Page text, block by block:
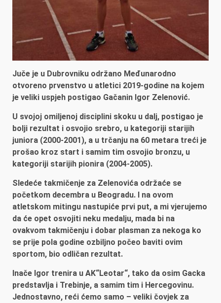
Juče je u Dubrovniku održano Međunarodno
otvoreno prvenstvo u atletici 2019-godine na kojem
je veliki uspjeh postigao Gačanin Igor Zelenović.
U svojoj omiljenoj disciplini skoku u dalj, postigao je
bolji rezultat i osvojio srebro, u kategoriji starijih
juniora (2000-2001), a u trčanju na 60 metara treći je
prošao kroz start i samim tim osvojio bronzu, u
kategoriji starijih pionira (2004-2005).
Sledeće takmičenje za Zelenovića održaće se
početkom decembra u Beogradu. I na ovom
atletskom mitingu nastupiće prvi put, a mi vjerujemo
da će opet osvojiti neku medalju, mada bi na
ovakvom takmičenju i dobar plasman za nekoga ko
se prije pola godine ozbiljno počeo baviti ovim
sportom, bio odličan rezultat.
Inače Igor trenira u AK“Leotar“, tako da osim Gacka
predstavlja i Trebinje, a samim tim i Hercegovinu.
Jednostavno, reći ćemo samo – veliki čovjek za